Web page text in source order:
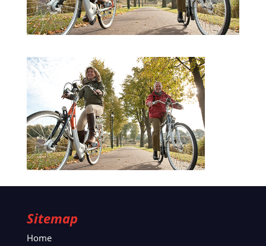
Sitemap
Home